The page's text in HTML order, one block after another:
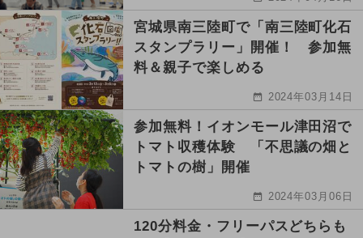
宮城県南三陸町で「南三陸町化石
スタンプラリー」開催！ 参加無
料＆親子で楽しめる
2024年03月14日
参加無料！イオンモール津田沼で
トマト収穫体験 「不思議の畑と
トマトの樹」開催
2024年03月06日
120分料金・フリーパスどちらも